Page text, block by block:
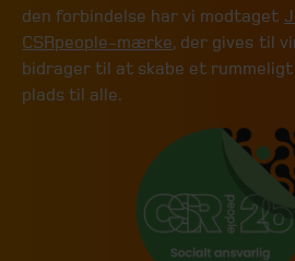
den forbindelse har vi modtaget
CSRpeople-mærke, der gives til
bidrager til at skabe et rummeligt
plads til alle.